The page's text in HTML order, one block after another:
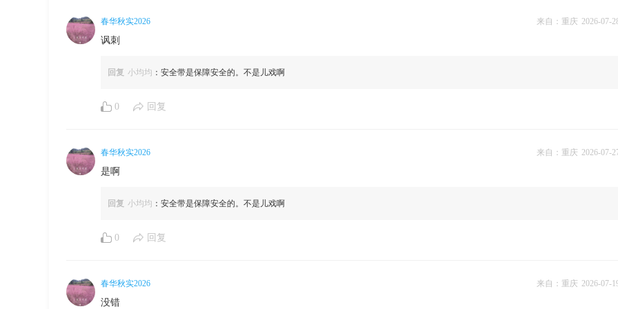
2026-07-
来自：重庆
春华秋实2026
讽刺
回复 小均均 ：安全带是保障安全的。不是儿戏啊
0 回复
2026-07-
来自：重庆
春华秋实2026
是啊
回复 小均均 ：安全带是保障安全的。不是儿戏啊
0 回复
2026-07-
来自：重庆
春华秋实2026
没错